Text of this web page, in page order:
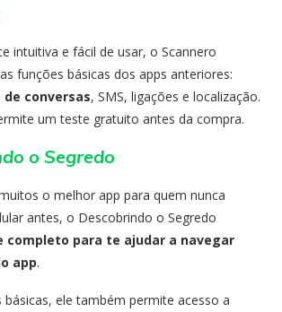
intuitiva e fácil de usar, o Scannero
funções básicas dos apps anteriores:
conversas, SMS, ligações e localização.
um teste gratuito antes da compra.
o Segredo
o melhor app para quem nunca
antes, o Descobrindo o Segredo
completo para te ajudar a navegar
app.
básicas, ele também permite acesso a